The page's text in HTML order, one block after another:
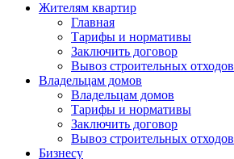
Жителям квартир
Главная
Тарифы и нормативы
Заключить договор
Вывоз строительных отходов
Владельцам домов
Владельцам домов
Тарифы и нормативы
Заключить договор
Вывоз строительных отходов
Бизнесу